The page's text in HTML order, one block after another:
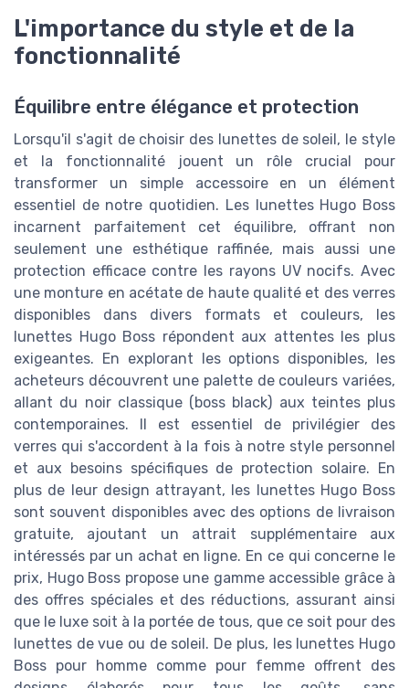
L'importance du style et de la
fonctionnalité
Équilibre entre élégance et protection
Lorsqu'il s'agit de choisir des lunettes de soleil, le style
et la fonctionnalité jouent un rôle crucial pour
transformer un simple accessoire en un élément
essentiel de notre quotidien. Les lunettes Hugo Boss
incarnent parfaitement cet équilibre, offrant non
seulement une esthétique raffinée, mais aussi une
protection efficace contre les rayons UV nocifs. Avec
une monture en acétate de haute qualité et des verres
disponibles dans divers formats et couleurs, les
lunettes Hugo Boss répondent aux attentes les plus
exigeantes. En explorant les options disponibles, les
acheteurs découvrent une palette de couleurs variées,
allant du noir classique (boss black) aux teintes plus
contemporaines. Il est essentiel de privilégier des
verres qui s'accordent à la fois à notre style personnel
et aux besoins spécifiques de protection solaire. En
plus de leur design attrayant, les lunettes Hugo Boss
sont souvent disponibles avec des options de livraison
gratuite, ajoutant un attrait supplémentaire aux
intéressés par un achat en ligne. En ce qui concerne le
prix, Hugo Boss propose une gamme accessible grâce à
des offres spéciales et des réductions, assurant ainsi
que le luxe soit à la portée de tous, que ce soit pour des
lunettes de vue ou de soleil. De plus, les lunettes Hugo
Boss pour homme comme pour femme offrent des